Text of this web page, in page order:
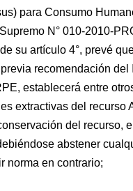
para Consumo
N° 010-2010-
su artículo 4°, prevé
recomendación del
establecerá entre
extractivas del recurso
del recurso,
abstener
norma en contrario;